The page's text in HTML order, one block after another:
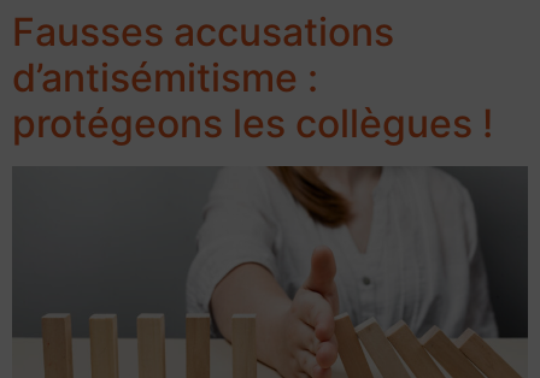
Fausses accusations
d’antisémitisme :
protégeons les collègues !